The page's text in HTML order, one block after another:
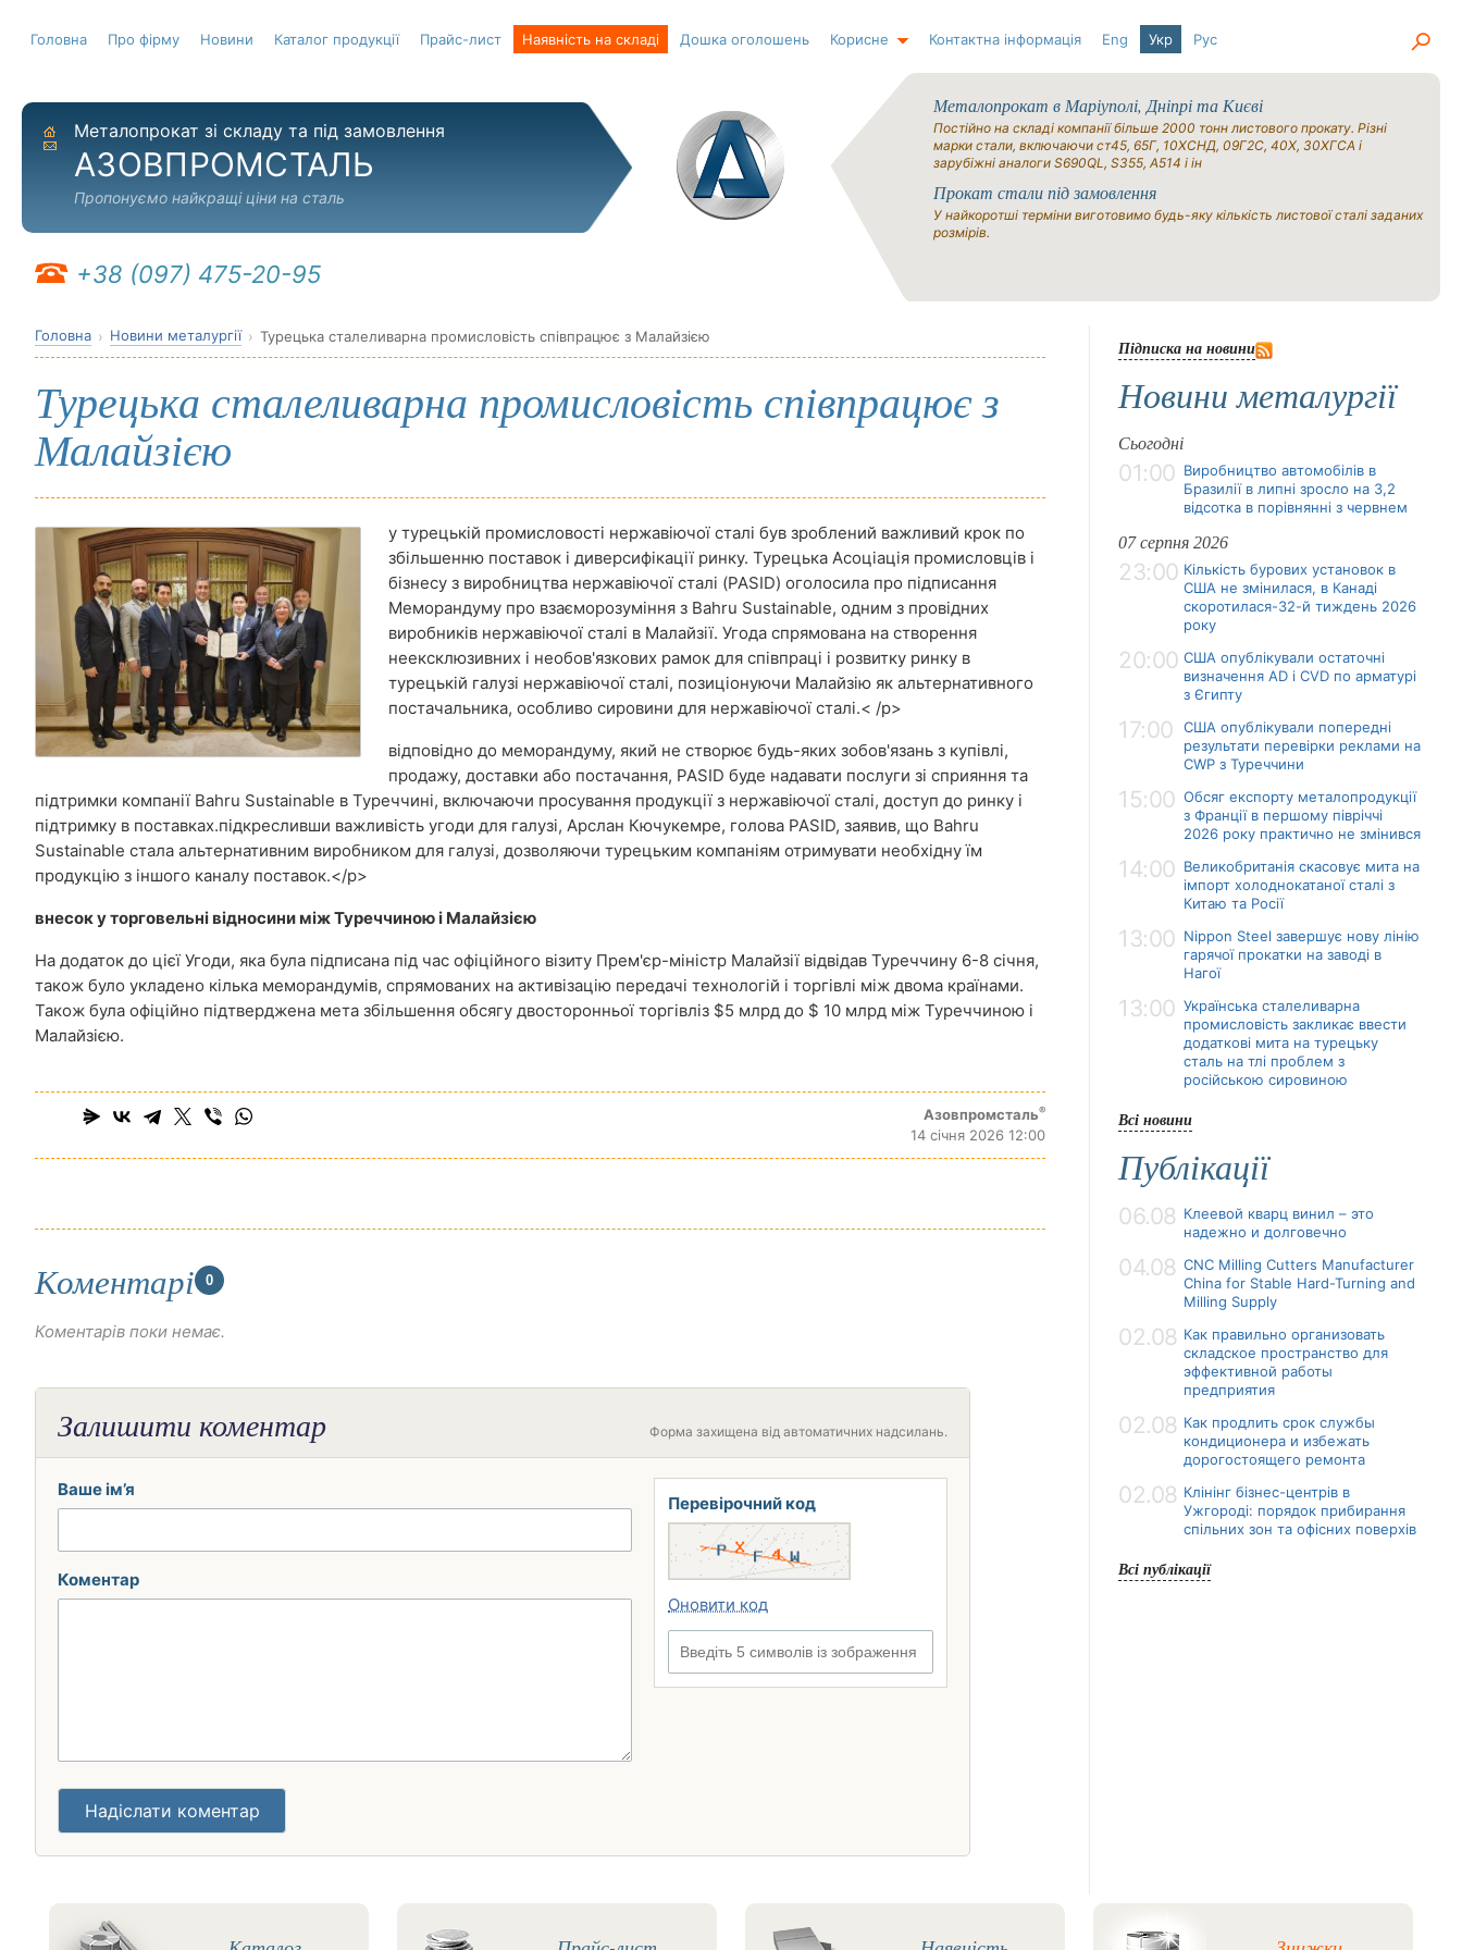
Головна Про фірму Новини Каталог продукції Прайс-лист Наявність на складі Дошка оголошень Корисне Контактна інформація Eng Укр Рус
На головну
Надіслати листа
Металопрокат зі складу та під замовлення
АЗОВПРОМСТАЛЬ
Пропонуємо найкращі ціни на сталь
+38 (097) 475-20-95
Металопрокат в Маріуполі, Дніпрі та Києві
Постійно на складі компанії більше 2000 тонн листового прокату. Різні
марки стали, включаючи ст45, 65Г, 10ХСНД, 09Г2С, 40Х, 30ХГСА і
зарубіжні аналоги S690QL, S355, A514 і ін
Прокат стали під замовлення
У найкоротші терміни виготовимо будь-яку кількість листової сталі заданих
розмірів.
Головна Новини металургії Турецька сталеливарна промисловість співпрацює з Малайзією
Турецька сталеливарна промисловість співпрацює з
Малайзією
у турецькій промисловості нержавіючої сталі був зроблений важливий крок по
збільшенню поставок і диверсифікації ринку. Турецька Асоціація промисловців і
бізнесу з виробництва нержавіючої сталі (PASID) оголосила про підписання
Меморандуму про взаєморозуміння з Bahru Sustainable, одним з провідних
виробників нержавіючої сталі в Малайзії. Угода спрямована на створення
неексклюзивних і необов'язкових рамок для співпраці і розвитку ринку в
турецькій галузі нержавіючої сталі, позиціонуючи Малайзію як альтернативного
постачальника, особливо сировини для нержавіючої сталі.< /p>
відповідно до меморандуму, який не створює будь-яких зобов'язань з купівлі,
продажу, доставки або постачання, PASID буде надавати послуги зі сприяння та
підтримки компанії Bahru Sustainable в Туреччині, включаючи просування продукції з нержавіючої сталі, доступ до ринку і
підтримку в поставках.підкресливши важливість угоди для галузі, Арслан Кючукемре, голова PASID, заявив, що Bahru
Sustainable стала альтернативним виробником для галузі, дозволяючи турецьким компаніям отримувати необхідну їм
продукцію з іншого каналу поставок.</p>
внесок у торговельні відносини між Туреччиною і Малайзією
На додаток до цієї Угоди, яка була підписана під час офіційного візиту Прем'єр-міністр Малайзії відвідав Туреччину 6-8 січня,
також було укладено кілька меморандумів, спрямованих на активізацію передачі технологій і торгівлі між двома країнами.
Також була офіційно підтверджена мета збільшення обсягу двосторонньої торгівліз $5 млрд до $ 10 млрд між Туреччиною і
Малайзією.
Азовпромсталь®
14 січня 2026 12:00
Коментарі 0
Коментарів поки немає.
Залишити коментар Форма захищена від автоматичних надсилань.
Ваше ім’я
Коментар
Перевірочний код
Оновити код
Надіслати коментар
Підписка на новини
Новини металургії
Сьогодні
01:00 Виробництво автомобілів в
Бразилії в липні зросло на 3,2
відсотка в порівнянні з червнем
07 серпня 2026
23:00 Кількість бурових установок в
США не змінилася, в Канаді
скоротилася-32-й тиждень 2026
року
20:00 США опублікували остаточні
визначення AD і CVD по арматурі
з Єгипту
17:00
США опублікували попередні
результати перевірки реклами на
CWP з Туреччини
15:00 Обсяг експорту металопродукції
з Франції в першому півріччі
2026 року практично не змінився
14:00 Великобританія скасовує мита на
імпорт холоднокатаної сталі з
Китаю та Росії
13:00 Nippon Steel завершує нову лінію
гарячої прокатки на заводі в
Нагої
13:00 Українська сталеливарна
промисловість закликає ввести
додаткові мита на турецьку
сталь на тлі проблем з
російською сировиною
Всі новини
Публікації
06.08 Клеевой кварц винил – это
надежно и долговечно
04.08 CNC Milling Cutters Manufacturer
China for Stable Hard-Turning and
Milling Supply
02.08 Как правильно организовать
складское пространство для
эффективной работы
предприятия
02.08 Как продлить срок службы
кондиционера и избежать
дорогостоящего ремонта
02.08 Клінінг бізнес-центрів в
Ужгороді: порядок прибирання
спільних зон та офісних поверхів
Всі публікації